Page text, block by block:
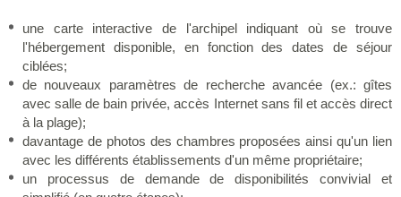
une carte interactive de l'archipel indiquant où se trouve
l'hébergement disponible, en fonction des dates de séjour
ciblées;
de nouveaux paramètres de recherche avancée (ex.: gîtes
avec salle de bain privée, accès Internet sans fil et accès direct
à la plage);
davantage de photos des chambres proposées ainsi qu'un lien
avec les différents établissements d'un même propriétaire;
un processus de demande de disponibilités convivial et